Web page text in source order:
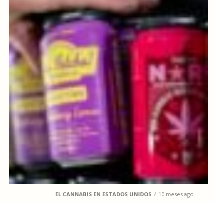
EL CANNABIS EN ESTADOS UNIDOS 10 meses ago